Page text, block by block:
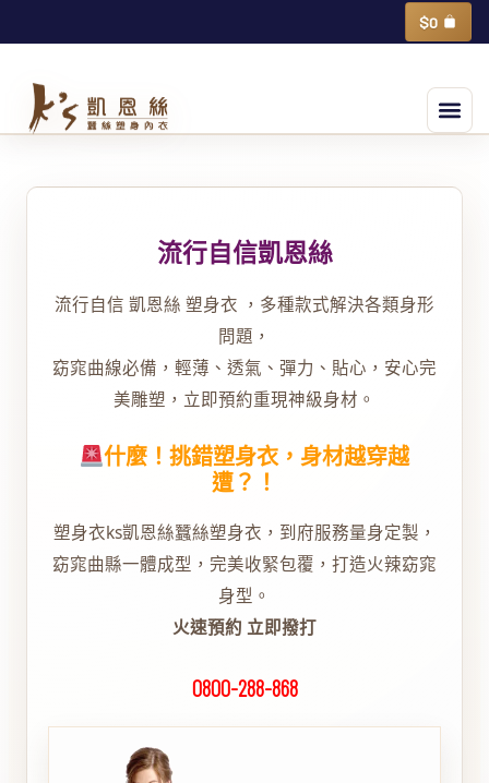
至
內
$0
物
籃
選
單
流行自信凱恩絲
流行自信 凱恩絲 塑身衣 ，多種款式解決各類身形
問題，
窈窕曲線必備，輕薄、透氣、彈力、貼心，安心完
美雕塑，立即預約重現神級身材。
什麼！挑錯塑身衣，身材越穿越
遭？！
塑身衣ks凱恩絲蠶絲塑身衣，到府服務量身定製，
窈窕曲縣一體成型，完美收緊包覆，打造火辣窈窕
身型。
火速預約 立即撥打
0800-288-868